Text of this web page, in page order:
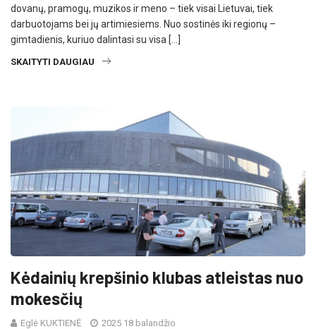
dovanų, pramogų, muzikos ir meno – tiek visai Lietuvai, tiek
darbuotojams bei jų artimiesiems. Nuo sostinės iki regionų –
gimtadienis, kuriuo dalintasi su visa […]
SKAITYTI DAUGIAU
Kėdainių krepšinio klubas atleistas nuo
mokesčių
Eglė KUKTIENĖ 2025 18 balandžio